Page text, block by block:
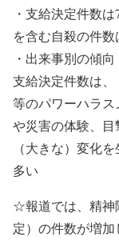
・支給決定件数
を含む自殺の件数
・出来事別の傾向
支給決定件数は
等のパワーハラ
や災害の体験、
（大きな）変化
多い
☆報道では、精神
定）の件数が増